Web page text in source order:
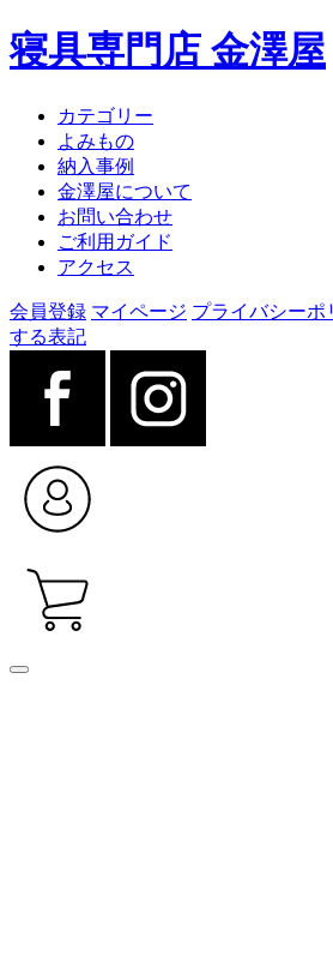
寝具専門店 金澤屋
カテゴリー
よみもの
納入事例
金澤屋について
お問い合わせ
ご利用ガイド
アクセス
会員登録 マイページ プライバシーポ
する表記